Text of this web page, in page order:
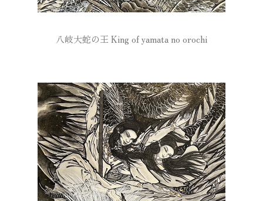
八岐大蛇の王 King of yamata no orochi